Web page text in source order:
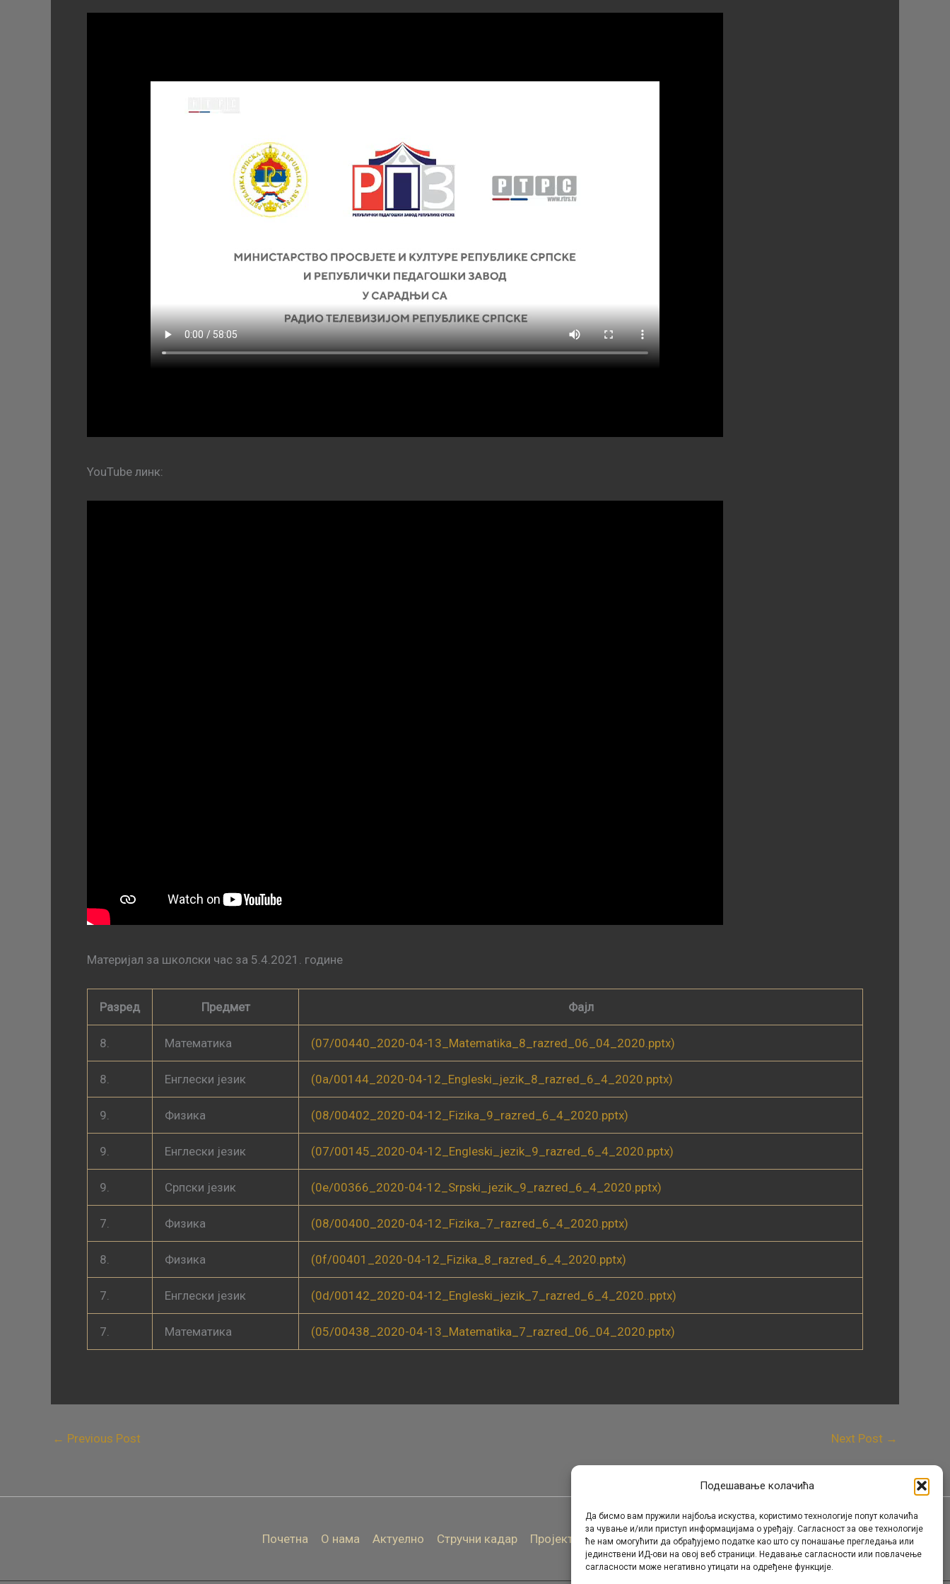
Подешавање колачића
Да бисмо вам пружили најбоља искуства, користимо технологије попут колачића
за чување и/или приступ информацијама о уређају. Сагласност за ове технологије
ће нам омогућити да обрађујемо податке као што су понашање прегледања или
јединствени ИД-ови на овој веб страници. Недавање сагласности или повлачење
сагласности може негативно утицати на одређене функције.
YouTube линк:
Материјал за школски час за 5.4.2021. године
Разред Предмет Фајл
8. Математика (07/00440_2020-04-13_Matematika_8_razred_06_04_2020.pptx)
8. Енглески језик (0a/00144_2020-04-12_Engleski_jezik_8_razred_6_4_2020.pptx)
9. Физика (08/00402_2020-04-12_Fizika_9_razred_6_4_2020.pptx)
9. Енглески језик (07/00145_2020-04-12_Engleski_jezik_9_razred_6_4_2020.pptx)
9. Српски језик (0e/00366_2020-04-12_Srpski_jezik_9_razred_6_4_2020.pptx)
7. Физика (08/00400_2020-04-12_Fizika_7_razred_6_4_2020.pptx)
8. Физика (0f/00401_2020-04-12_Fizika_8_razred_6_4_2020.pptx)
7. Енглески језик (0d/00142_2020-04-12_Engleski_jezik_7_razred_6_4_2020..pptx)
7. Математика (05/00438_2020-04-13_Matematika_7_razred_06_04_2020.pptx)
← Previous Post Next Post →
Почетна О нама Актуелно Стручни кадар Пројекти Архива Контакт